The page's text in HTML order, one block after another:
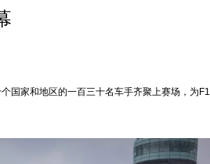
家和地区的一百三十名车手齐聚上赛场，为